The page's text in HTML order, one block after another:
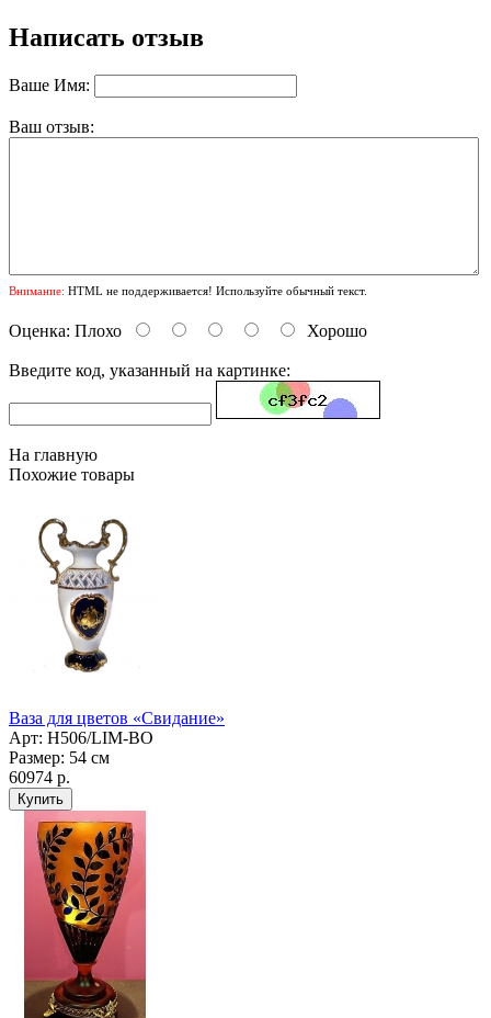
Написать отзыв
Ваше Имя:
Ваш отзыв:
Внимание: HTML не поддерживается! Используйте обычный текст.
Оценка: Плохо Хорошо
Введите код, указанный на картинке:
На главную
Похожие товары
Ваза для цветов «Свидание»
Арт: Н506/LIM-BO
Размер: 54 см
60974 р.